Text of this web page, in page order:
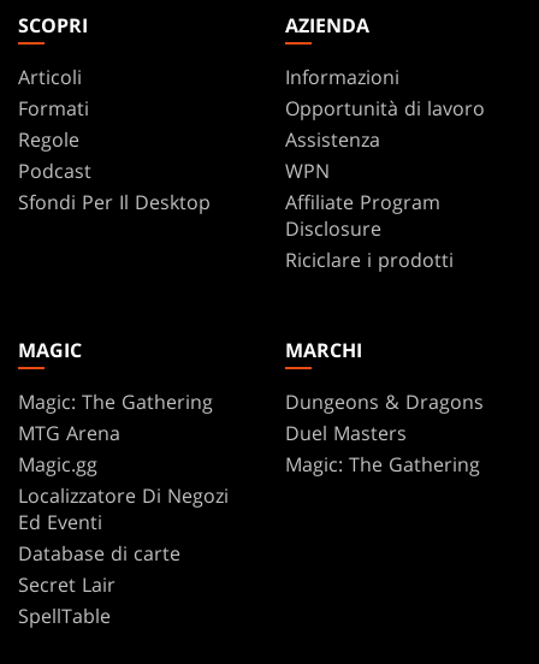
SCOPRI
Articoli
Formati
Regole
Podcast
Sfondi Per Il Desktop
AZIENDA
Informazioni
Opportunità di lavoro
Assistenza
WPN
Affiliate Program
Disclosure
Riciclare i prodotti
MAGIC
Magic: The Gathering
MTG Arena
Magic.gg
Localizzatore Di Negozi
Ed Eventi
Database di carte
Secret Lair
SpellTable
MARCHI
Dungeons & Dragons
Duel Masters
Magic: The Gathering